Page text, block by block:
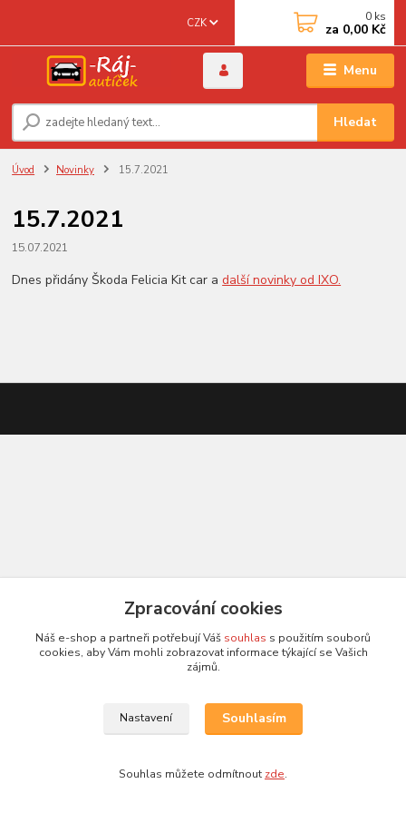
Menu
CZK
Hledat
0 ks
za 0,00 Kč
Úvod Novinky 15.7.2021
15.7.2021
15.07.2021
Dnes přidány Škoda Felicia Kit car adalší novinky od IXO.
Zpracování cookies
Náš e-shop a partneři potřebují Váš souhlas s použitím souborů
cookies, aby Vám mohli zobrazovat informace týkající se Vašich
zájmů.
Nastavení Souhlasím
Souhlas můžete odmítnout zde.